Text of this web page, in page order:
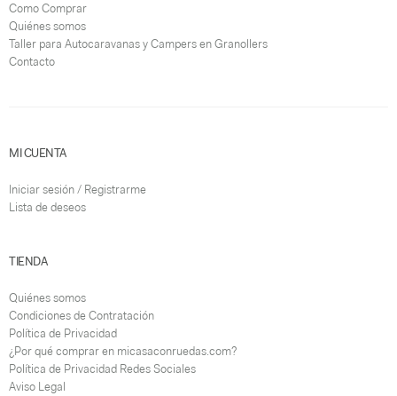
Como Comprar
Quiénes somos
Taller para Autocaravanas y Campers en Granollers
Contacto
MI CUENTA
Iniciar sesión / Registrarme
Lista de deseos
TIENDA
Quiénes somos
Condiciones de Contratación
Política de Privacidad
¿Por qué comprar en micasaconruedas.com?
Política de Privacidad Redes Sociales
Aviso Legal